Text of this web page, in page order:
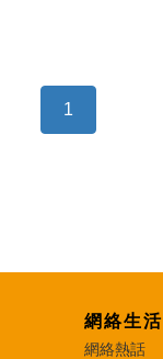
1
網絡生活
網絡熱話